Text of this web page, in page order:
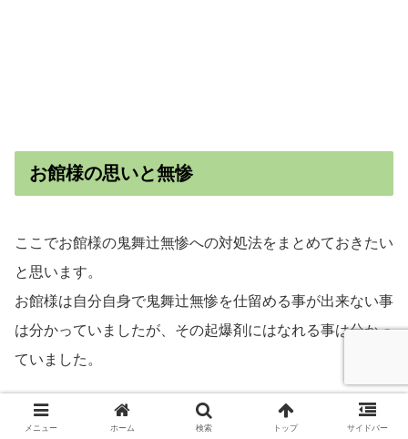
お館様の思いと無惨
ここでお館様の鬼舞辻無惨への対処法をまとめておきたい
と思います。
お館様は自分自身で鬼舞辻無惨を仕留める事が出来ない事
は分かっていましたが、その起爆剤にはなれる事は分かっ
ていました。
無惨との一見無駄話であるかと思えるような長い話の中で
メニュー ホーム 検索 トップ サイドバー